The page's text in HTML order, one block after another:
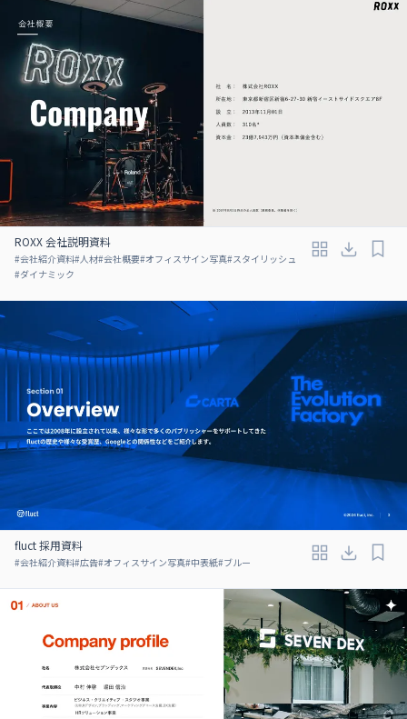
ROXX 会社説明資料
#会社紹介資料#人材#会社概要#オフィスサイン写真#スタイリッシュ
#ダイナミック
fluct 採用資料
#会社紹介資料#広告#オフィスサイン写真#中表紙#ブルー